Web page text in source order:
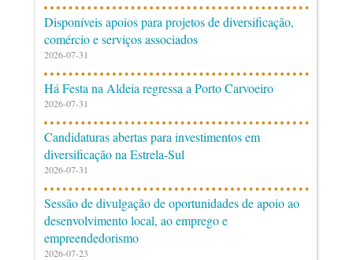
Disponíveis apoios para projetos de diversificação,
comércio e serviços associados
2026-07-31
Há Festa na Aldeia regressa a Porto Carvoeiro
2026-07-31
Candidaturas abertas para investimentos em
diversificação na Estrela-Sul
2026-07-31
Sessão de divulgação de oportunidades de apoio ao
desenvolvimento local, ao emprego e
empreendedorismo
2026-07-23